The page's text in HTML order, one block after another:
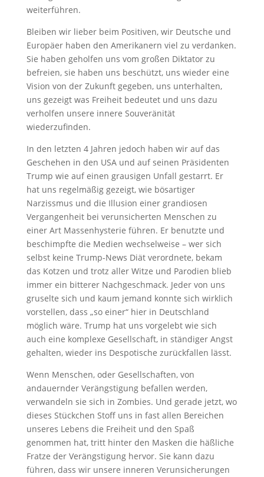
weiterführen.
Bleiben wir lieber beim Positiven, wir Deutsche und
Europäer haben den Amerikanern viel zu verdanken.
Sie haben geholfen uns vom großen Diktator zu
befreien, sie haben uns beschützt, uns wieder eine
Vision von der Zukunft gegeben, uns unterhalten,
uns gezeigt was Freiheit bedeutet und uns dazu
verholfen unsere innere Souveränität
wiederzufinden.
In den letzten 4 Jahren jedoch haben wir auf das
Geschehen in den USA und auf seinen Präsidenten
Trump wie auf einen grausigen Unfall gestarrt. Er
hat uns regelmäßig gezeigt, wie bösartiger
Narzissmus und die Illusion einer grandiosen
Vergangenheit bei verunsicherten Menschen zu
einer Art Massenhysterie führen. Er benutzte und
beschimpfte die Medien wechselweise – wer sich
selbst keine Trump-News Diät verordnete, bekam
das Kotzen und trotz aller Witze und Parodien blieb
immer ein bitterer Nachgeschmack. Jeder von uns
gruselte sich und kaum jemand konnte sich wirklich
vorstellen, dass „so einer“ hier in Deutschland
möglich wäre. Trump hat uns vorgelebt wie sich
auch eine komplexe Gesellschaft, in ständiger Angst
gehalten, wieder ins Despotische zurückfallen lässt.
Wenn Menschen, oder Gesellschaften, von
andauernder Verängstigung befallen werden,
verwandeln sie sich in Zombies. Und gerade jetzt, wo
dieses Stückchen Stoff uns in fast allen Bereichen
unseres Lebens die Freiheit und den Spaß
genommen hat, tritt hinter den Masken die häßliche
Fratze der Verängstigung hervor. Sie kann dazu
führen, dass wir unsere inneren Verunsicherungen